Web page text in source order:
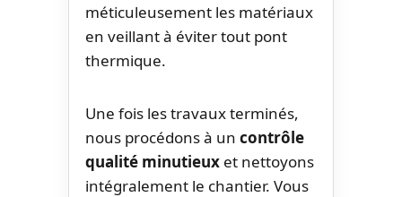
méticuleusement les matériaux
en veillant à éviter tout pont
thermique.
Une fois les travaux terminés,
nous procédons à un contrôle
qualité minutieux et nettoyons
intégralement le chantier. Vous